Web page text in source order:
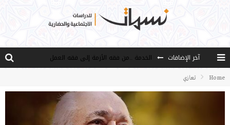
آخر الإضافات
الخدمة ..من فقه الأزمة إلى فقه العمل
مدارس كولن: التعليم بوصفه مشروعًا لبناء الإنسان والمجتمع
Home تعازي